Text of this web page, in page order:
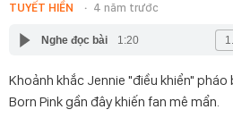
TUYẾT HIỀN 4 năm trước
Nghe đọc bài 1:20
Khoảnh khắc Jennie "điều khiển"
Born Pink gần đây khiến fan mê mẩn.